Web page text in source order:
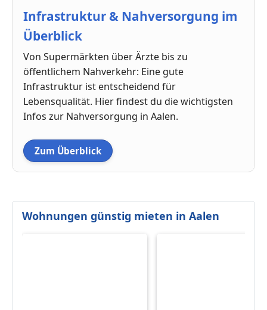
Infrastruktur & Nahversorgung im
Überblick
Von Supermärkten über Ärzte bis zu
öffentlichem Nahverkehr: Eine gute
Infrastruktur ist entscheidend für
Lebensqualität. Hier findest du die wichtigsten
Infos zur Nahversorgung in Aalen.
Zum Überblick
Wohnungen günstig mieten in Aalen